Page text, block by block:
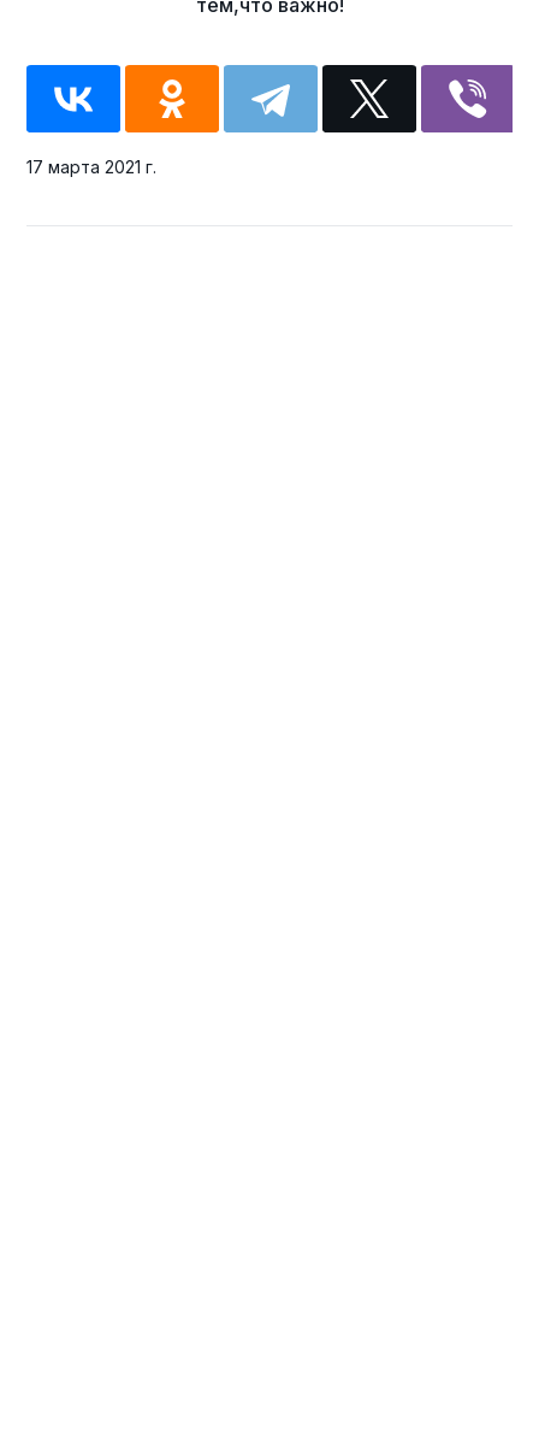
17 марта 2021 г.